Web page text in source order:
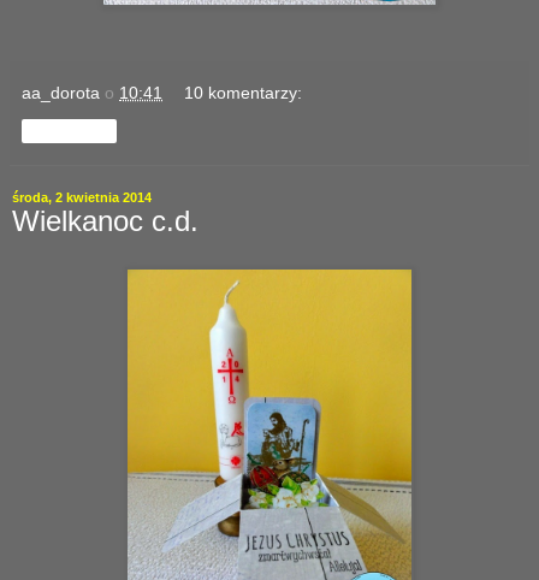
aa_dorota o 10:41 10 komentarzy:
środa, 2 kwietnia 2014
Wielkanoc c.d.